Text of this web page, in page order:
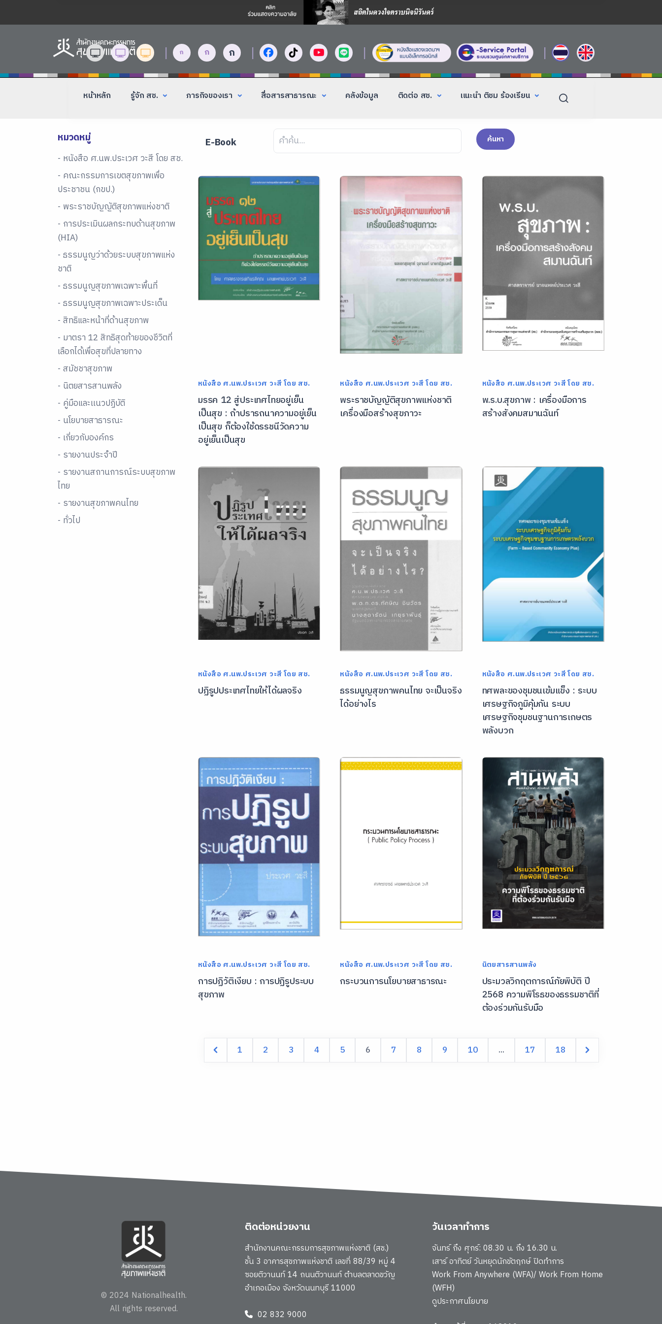
| ก ก ก | | |
หน้าหลัก รู้จัก สช. ภารกิจของเรา สื่อสารสาธารณะ คลังข้อมูล ติดต่อ สช. แนะนำ ติชม ร้องเรียน
E-Book ค้นหา
หนังสือ ศ.นพ.ประเวศ วะสี โดย สช.
มรรค 12 สู่ประเทศไทยอยู่เย็น
เป็นสุข : ถ้าปรารถนาความอยู่เย็น
เป็นสุข ก็ต้องใช้ดรรชนีวัดความ
อยู่เย็นเป็นสุข
หนังสือ ศ.นพ.ประเวศ วะสี โดย สช.
พระราชบัญญัติสุขภาพแห่งชาติ
เครื่องมือสร้างสุขภาวะ
หนังสือ ศ.นพ.ประเวศ วะสี โดย สช.
พ.ร.บ.สุขภาพ : เครื่องมือการ
สร้างสังคมสมานฉันท์
หนังสือ ศ.นพ.ประเวศ วะสี โดย สช.
ปฏิรูปประเทศไทยให้ได้ผลจริง
หนังสือ ศ.นพ.ประเวศ วะสี โดย สช.
ธรรมนูญสุขภาพคนไทย จะเป็นจริง
ได้อย่างไร
หนังสือ ศ.นพ.ประเวศ วะสี โดย สช.
ทศพละของชุมชนเข้มแข็ง : ระบบ
เศรษฐกิจภูมิคุ้มกัน ระบบ
เศรษฐกิจชุมชนฐานการเกษตร
พลังบวก
หนังสือ ศ.นพ.ประเวศ วะสี โดย สช.
การปฏิวัติเงียบ : การปฏิรูประบบ
สุขภาพ
หนังสือ ศ.นพ.ประเวศ วะสี โดย สช.
กระบวนการนโยบายสาธารณะ
นิตยสารสานพลัง
ประมวลวิกฤตการณ์ภัยพิบัติ ปี
2568 ความพิโรธของธรรมชาติที่
ต้องร่วมกันรับมือ
1 2 3 4 5 6 7 8 9 10 ... 17 18
หมวดหมู่
- หนังสือ ศ.นพ.ประเวศ วะสี โดย สช.
- คณะกรรมการเขตสุขภาพเพื่อ
ประชาชน (กขป.)
- พระราชบัญญัติสุขภาพแห่งชาติ
- การประเมินผลกระทบด้านสุขภาพ
(HIA)
- ธรรมนูญว่าด้วยระบบสุขภาพแห่ง
ชาติ
- ธรรมนูญสุขภาพเฉพาะพื้นที่
- ธรรมนูญสุขภาพเฉพาะประเด็น
- สิทธิและหน้าที่ด้านสุขภาพ
- มาตรา 12 สิทธิสุดท้ายของชีวิตที่
เลือกได้เพื่อสุขที่ปลายทาง
- สมัชชาสุขภาพ
- นิตยสารสานพลัง
- คู่มือและเเนวปฏิบัติ
- นโยบายสาธารณะ
- เกี่ยวกับองค์กร
- รายงานประจำปี
- รายงานสถานการณ์ระบบสุขภาพ
ไทย
- รายงานสุขภาพคนไทย
- ทั่วไป
© 2024 Nationalhealth.
All rights reserved.
ติดต่อหน่วยงาน
สำนักงานคณะกรรมการสุขภาพแห่งชาติ (สช.)
ชั้น 3 อาคารสุขภาพแห่งชาติ เลขที่ 88/39 หมู่ 4
ซอยติวานนท์ 14 ถนนติวานนท์ ตำบลตลาดขวัญ
อำเภอเมือง จังหวัดนนทบุรี 11000
02 832 9000
วันเวลาทำการ
จันทร์ ถึง ศุกร์: 08.30 น. ถึง 16.30 น.
เสาร์ อาทิตย์ วันหยุดนักขัตฤกษ์ ปิดทำการ
Work From Anywhere (WFA)/ Work From Home
(WFH)
ดูประกาศนโยบาย